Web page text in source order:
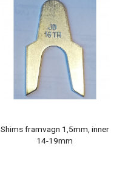
Shims framvagn 1,5mm, inner
14-19mm